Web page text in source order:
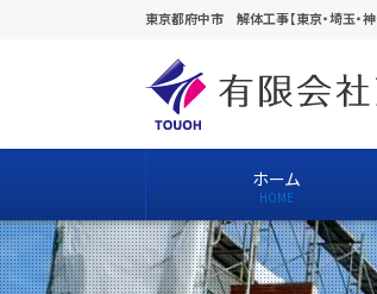
東京都府中市 解体工事【東京・埼玉・
ホーム